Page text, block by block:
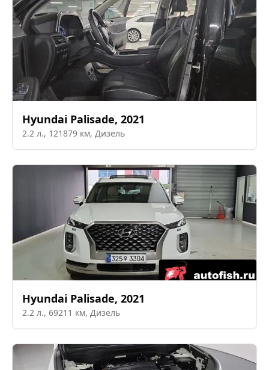
Hyundai Palisade, 2021
2.2 л., 121879 км, Дизель
Hyundai Palisade, 2021
2.2 л., 69211 км, Дизель